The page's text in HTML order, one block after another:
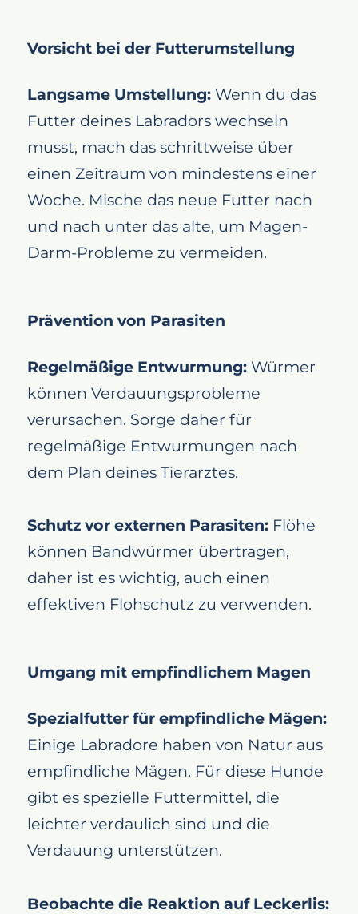
Vorsicht bei der Futterumstellung
Langsame Umstellung: Wenn du das
Futter deines Labradors wechseln
musst, mach das schrittweise über
einen Zeitraum von mindestens einer
Woche. Mische das neue Futter nach
und nach unter das alte, um Magen-
Darm-Probleme zu vermeiden.
Prävention von Parasiten
Regelmäßige Entwurmung: Würmer
können Verdauungsprobleme
verursachen. Sorge daher für
regelmäßige Entwurmungen nach
dem Plan deines Tierarztes.
Schutz vor externen Parasiten: Flöhe
können Bandwürmer übertragen,
daher ist es wichtig, auch einen
effektiven Flohschutz zu verwenden.
Umgang mit empfindlichem Magen
Spezialfutter für empfindliche Mägen:
Einige Labradore haben von Natur aus
empfindliche Mägen. Für diese Hunde
gibt es spezielle Futtermittel, die
leichter verdaulich sind und die
Verdauung unterstützen.
Beobachte die Reaktion auf Leckerlis: